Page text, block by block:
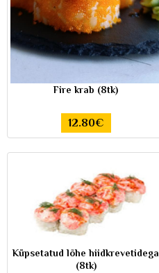
Fire krab (8tk)
12.80€
Küpsetatud lõhe hiidkrevetidega
(8tk)